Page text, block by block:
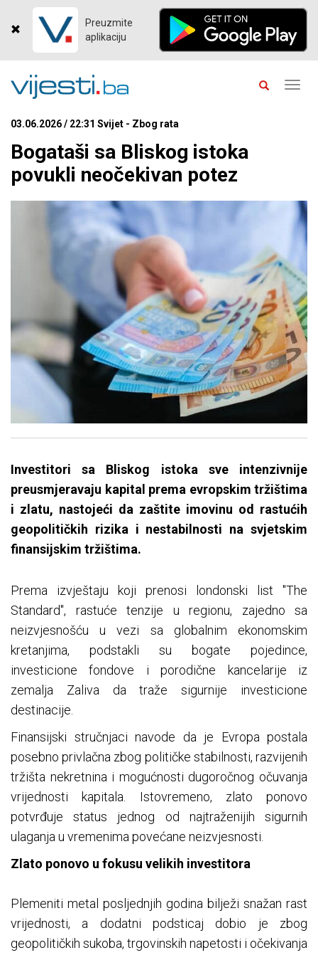
Preuzmite
aplikaciju
03.06.2026 / 22:31 Svijet - Zbog rata
Bogataši sa Bliskog istoka
povukli neočekivan potez
​Investitori sa Bliskog istoka sve intenzivnije
preusmjeravaju kapital prema evropskim tržištima
i zlatu, nastojeći da zaštite imovinu od rastućih
geopolitičkih rizika i nestabilnosti na svjetskim
finansijskim tržištima.
Prema izvještaju koji prenosi londonski list "The
Standard", rastuće tenzije u regionu, zajedno sa
neizvjesnošću u vezi sa globalnim ekonomskim
kretanjima, podstakli su bogate pojedince,
investicione fondove i porodične kancelarije iz
zemalja Zaliva da traže sigurnije investicione
destinacije.
Finansijski stručnjaci navode da je Evropa postala
posebno privlačna zbog političke stabilnosti, razvijenih
tržišta nekretnina i mogućnosti dugoročnog očuvanja
vrijednosti kapitala. Istovremeno, zlato ponovo
potvrđuje status jednog od najtraženijih sigurnih
ulaganja u vremenima povećane neizvjesnosti.
Zlato ponovo u fokusu velikih investitora
Plemeniti metal posljednjih godina bilježi snažan rast
vrijednosti, a dodatni podsticaj dobio je zbog
geopolitičkih sukoba, trgovinskih napetosti i očekivanja